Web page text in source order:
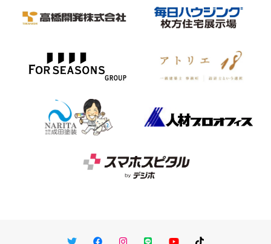
TwitterFacebookInstagram
LINE You TubeTikTok